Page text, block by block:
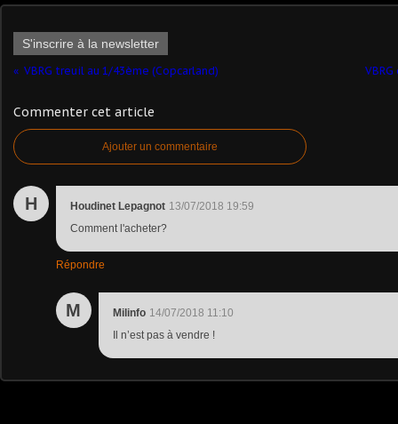
S'inscrire à la newsletter
VBRG treuil au 1/43ème (Copcarland)
Commenter cet article
Ajouter un commentaire
H Houdinet Lepagnot 13/07/2018 19:59
Comment l'acheter?
Répondre
M Milinfo 14/07/2018 11:10
Il n’est pas à vendre !